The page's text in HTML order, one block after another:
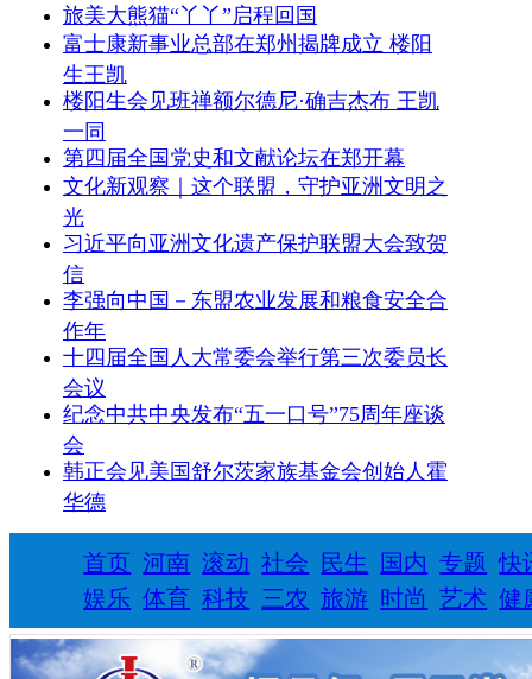
旅美大熊猫“丫丫”启程回国
富士康新事业总部在郑州揭牌成立 楼阳
生王凯
楼阳生会见班禅额尔德尼·确吉杰布 王凯
一同
第四届全国党史和文献论坛在郑开幕
文化新观察｜这个联盟，守护亚洲文明之
光
习近平向亚洲文化遗产保护联盟大会致贺
信
李强向中国－东盟农业发展和粮食安全合
作年
十四届全国人大常委会举行第三次委员长
会议
纪念中共中央发布“五一口号”75周年座谈
会
韩正会见美国舒尔茨家族基金会创始人霍
华德
首页 河南 滚动 社会 民生 国内 专题 快
娱乐 体育 科技 三农 旅游 时尚 艺术 健